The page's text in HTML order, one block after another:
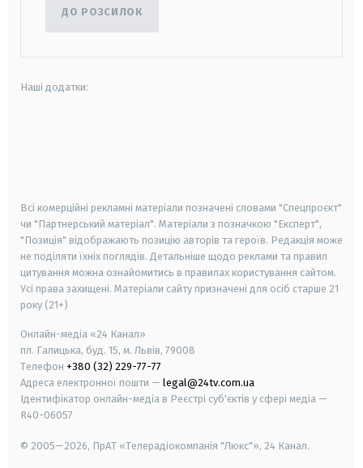
ДО РОЗСИЛОК
Наші додатки:
Всі комерційні рекламні матеріали позначені словами "Спецпроєкт"
чи "Партнерський матеріал". Матеріали з позначкою "Експерт",
"Позиція" відображають позицію авторів та героїв. Редакція може
не поділяти їхніх поглядів. Детальніше щодо реклами та правил
цитування можна ознайомитись в правилах користування сайтом.
Усі права захищені. Матеріали сайту призначені для осіб старше 21
року (21+)
Онлайн-медіа «24 Канал»
пл. Галицька, буд. 15, м. Львів, 79008
Телефон +380 (32) 229-77-77
Адреса електронної пошти — legal@24tv.com.ua
Ідентифікатор онлайн-медіа в Реєстрі суб'єктів у сфері медіа —
R40-06057
© 2005—2026, ПрАТ «Телерадіокомпанія "Люкс"», 24 Канал.